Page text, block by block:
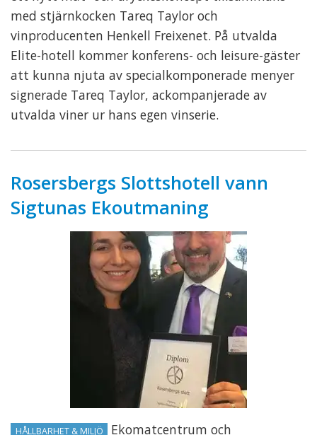
med stjärnkocken Tareq Taylor och
vinproducenten Henkell Freixenet. På utvalda
Elite-hotell kommer konferens- och leisure-gäster
att kunna njuta av specialkomponerade menyer
signerade Tareq Taylor, ackompanjerade av
utvalda viner ur hans egen vinserie.
Rosersbergs Slottshotell vann
Sigtunas Ekoutmaning
HÅLLBARHET & MILJÖ
Ekomatcentrum och